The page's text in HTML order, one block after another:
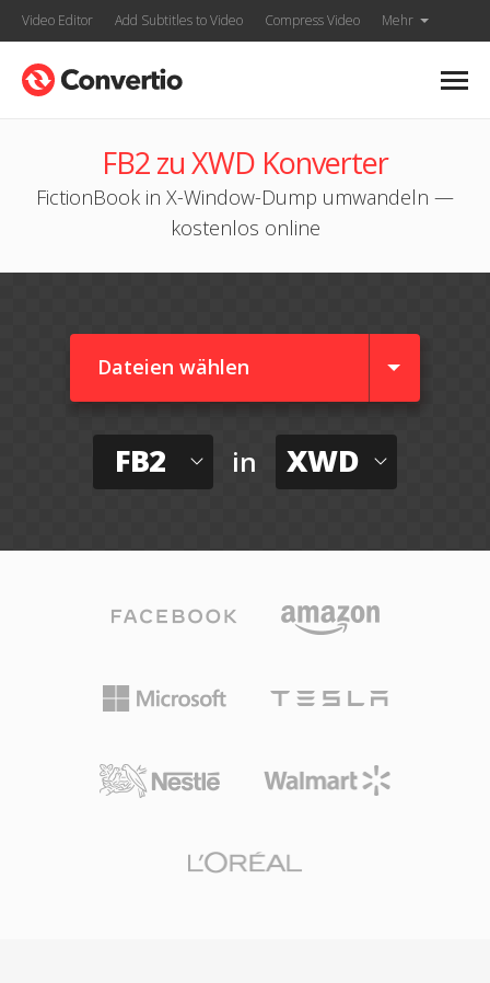
Video Editor Add Subtitles to Video Compress Video Mehr
FB2 zu XWD Konverter
FictionBook in X-Window-Dump umwandeln —
kostenlos online
Dateien wählen
FB2 in XWD